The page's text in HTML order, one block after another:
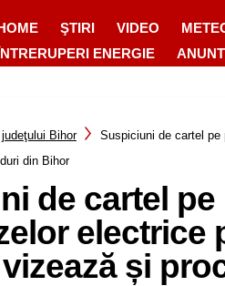
ŞTIRI VIDEO
ENERGIE
Bihor
Suspiciuni de cartel pe
din Bihor
de cartel pe
electrice
și